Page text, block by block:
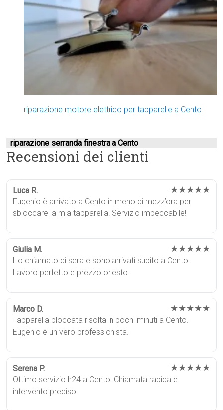
riparazione motore elettrico per tapparelle a Cento
riparazione serranda finestra a Cento
Recensioni dei clienti
Luca R. ★★★★★
Eugenio è arrivato a Cento in meno di mezz’ora per
sbloccare la mia tapparella. Servizio impeccabile!
Giulia M. ★★★★★
Ho chiamato di sera e sono arrivati subito a Cento.
Lavoro perfetto e prezzo onesto.
Marco D. ★★★★★
Tapparella bloccata risolta in pochi minuti a Cento.
Eugenio è un vero professionista.
Serena P. ★★★★★
Ottimo servizio h24 a Cento. Chiamata rapida e
intervento preciso.